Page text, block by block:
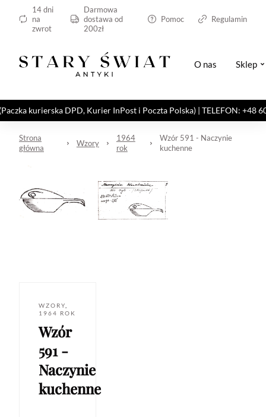
14 dni
na
zwrot
Darmowa
dostawa od
200zł
Pomoc Regulamin
O nas Sklep
kurierska DPD, Kurier InPost i Poczta Polska) | TELEFON: +48
Strona
główna
Wzory
1964
rok
Wzór 591 - Naczynie
kuchenne
WZORY
1964 ROK
Wzór
591 -
Naczynie
kuchenne